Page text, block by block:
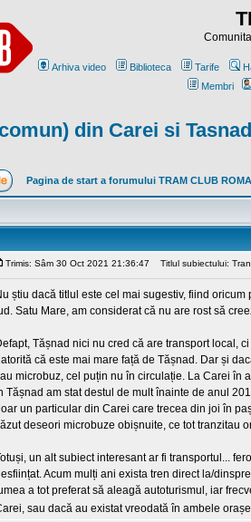
Arhiva video Biblioteca Tarife
Membri
din Carei si Tasnad
Pagina de start a forumului TRAM CLUB
Trimis: Sâm 30 Oct 2021 21:36:47 Titlul subiectului:
știu dacă titlul este cel mai sugestiv, fiind
Satu Mare, am considerat că nu are rost să
Tășnad nici nu cred că are transport local,
că este mai mare față de Tășnad. Dar și
microbuz, cel puțin nu în circulație. La Carei în
Tășnad am stat destul de mult înainte de anul
un particular din Carei care trecea din joi în
deseori microbuze obișnuite, ce tot tranzitau
un alt subiect interesant ar fi transportul...
Acum mulți ani exista tren direct la/
a tot preferat să aleagă autoturismul, iar
sau dacă au existat vreodată în ambele